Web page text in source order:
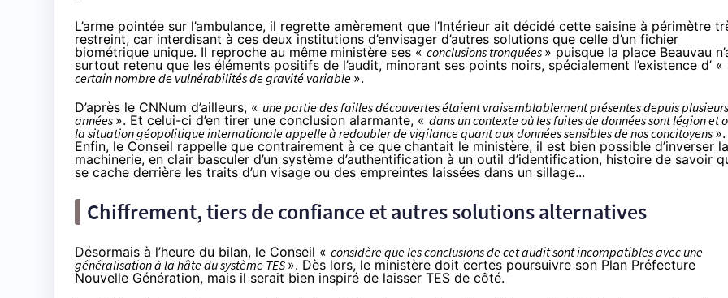
L’arme pointée sur l’ambulance, il regrette amèrement que l’Intérieur ait décidé cette saisine à périmètre
restreint, car interdisant à ces deux institutions d’envisager d’autres solutions que celle d’un fichier
biométrique unique. Il reproche au même ministère ses « conclusions tronquées » puisque la place Beauvau
surtout retenu que les éléments positifs de l’audit, minorant ses points noirs, spécialement l’existence d’ «
certain nombre de vulnérabilités de gravité variable ».
D’après le CNNum d’ailleurs, « une partie des failles découvertes étaient vraisemblablement présentes depuis plusieurs
années ». Et celui-ci d’en tirer une conclusion alarmante, « dans un contexte où les fuites de données sont légion et
la situation géopolitique internationale appelle à redoubler de vigilance quant aux données sensibles de nos concitoyens ».
Enfin, le Conseil rappelle que contrairement à ce que chantait le ministère, il est bien possible d’inverser la
machinerie, en clair basculer d’un système d’authentification à un outil d’identification, histoire de savoir
se cache derrière les traits d’un visage ou des empreintes laissées dans un sillage...
Chiffrement, tiers de confiance et autres solutions alternatives
Désormais à l’heure du bilan, le Conseil « considère que les conclusions de cet audit sont incompatibles avec une
généralisation à la hâte du système TES ». Dès lors, le ministère doit certes poursuivre son Plan Préfecture
Nouvelle Génération, mais il serait bien inspiré de laisser TES de côté.